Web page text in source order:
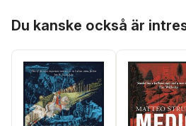
Du kanske också är